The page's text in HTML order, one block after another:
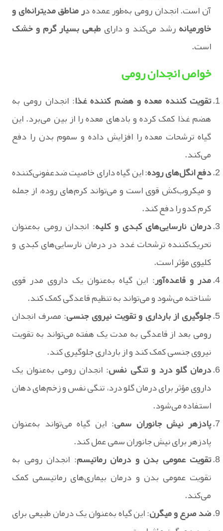
آن است. انجدان رومی به‌طور عمده در مناطق مدیترانه‌ای و
خاورمیانهرشد می‌کند و دارایطبعی بسیار گرم و خشک
است.
خواص انجدان رومی
تقویت کننده معده و هضم کننده غذا: انجدان رومی به
هضم غذا کمک کرده و بادهای معده را از بین می‌برد. این
گیاه ترشحات معده را افزایش داده و سموم بدن را دفع
می‌کند.
دفع انگل‌های روده: این گیاه دارای خاصیت ضدعفونی‌کننده
و میکروب‌کش قوی است و می‌تواند کرم‌های روده، از جمله
کرم کدو را دفع کند.
درمان نارسایی‌های کبدی و کلیه: انجدان رومی به‌عنوان
تحریک‌کننده ترشحات غدد در درمان نارسایی‌های کبدی و
کلیوی مؤثر است.
مدر و قاعده‌آور: این گیاه به‌عنوان یک داروی مدر قوی
شناخته می‌شود و می‌تواند به تنظیم قاعدگی کمک کند.
جلوگیری از بارداری و تقویت نیروی جنسی: مصرف انجدان
رومی بعد از قاعدگی به مدت یک هفته می‌تواند به تقویت
نیروی جنسی کمک کند و از بارداری جلوگیری کند.
درمان گلو درد و تنگی نفس: انجدان رومی به‌عنوان یک
داروی مؤثر برای درمان گلو درد، تنگی نفس و زخم‌های دهان
استفاده می‌شود.
پادزهر نیش جانوران سمی: این گیاه می‌تواند به‌عنوان
پادزهر برای نیش جانوران سمی عمل کند.
تقویت عمومی بدن و درمان رماتیسم: انجدان رومی به
تقویت عمومی بدن و درمان بیماری‌های رماتیسمی کمک
می‌کند.
ضد صرع و میگرن: این گیاه به‌عنوان یک درمان طبیعی برای